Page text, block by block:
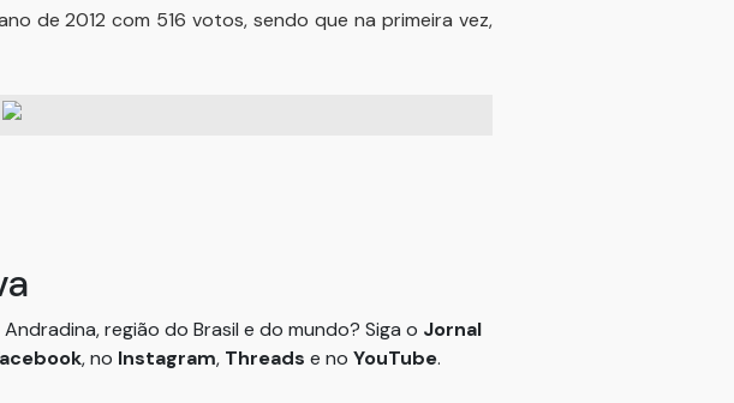
de 2012 com 516 votos, sendo que na primeira vez,
região do Brasil e do mundo? Siga o Jornal
, no Instagram, Threads e no YouTube.